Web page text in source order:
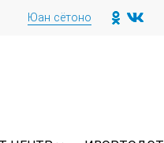
Юан сётоно